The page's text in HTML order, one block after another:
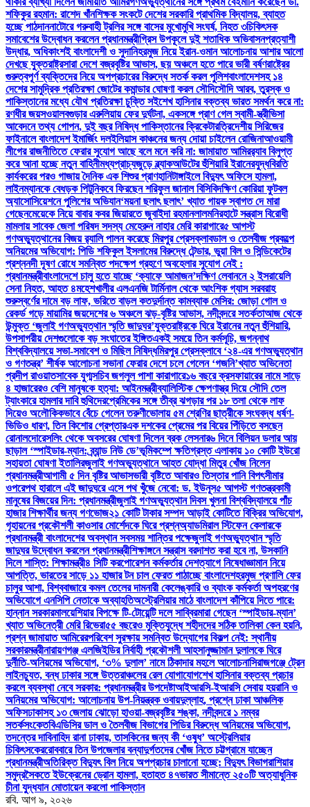
শফিকুর রহমান: রাশেদ খাঁনশিক্ষক সংকটে দেশের সরকারি প্রাথমিক বিদ্যালয়, ব্যাহত
হচ্ছে পাঠদাননাটোরে গরুবাহী ট্রলির সঙ্গে বাসের মুখোমুখি সংঘর্ষ, নিহত ৩চিকিৎসক
সমাবেশের উদ্বোধন করলেন প্রধানমন্ত্রীগ্রিস উপকূলে দুই শতাধিক অভিবাসনপ্রত্যাশী
উদ্ধার, অধিকাংশই বাংলাদেশী ও সুদানিহরমুজ নিয়ে ইরান-ওমান আলোচনায় আশার আলো
দেখছে যুক্তরাষ্ট্রসারা দেশে বজ্রবৃষ্টির আভাস, ছয় অঞ্চলে হতে পারে ভারী বর্ষণরাষ্ট্রের
গুরুত্বপূর্ণ ব্যক্তিদের নিয়ে অপপ্রচারের বিরুদ্ধে সতর্ক করল পুলিশবাংলাদেশসহ ১৪
দেশের সামুদ্রিক প্রতিরক্ষা জোটের কমান্ডার ঘোষণা করল সৌদিসৌদি আরব, তুরস্ক ও
পাকিস্তানের মধ্যে যৌথ প্রতিরক্ষা চুক্তি সইশেখ হাসিনার বক্তব্য ভারত সমর্থন করে না:
রণধীর জয়সওয়ালবগুড়ার এরুলিয়ায় ফের দুর্ঘটনা, একসঙ্গে প্রাণ গেল স্বামী-স্ত্রীভিসা
আবেদনে তথ্য গোপন, দুই বছর নিষিদ্ধ পাকিস্তানের ক্রিকেটারত্রিদেশীয় সিরিজের
ফাইনালে বাংলাদেশ ইমার্জিং দলইলিয়াস কাঞ্চনের জন্য দোয়া চাইলেন রোজিনাআওয়ামী
লীগের রাজনীতিতে ফেরার সুযোগ আছে বলে মনে করি না: জামায়াত আমিরর‍্যাব বিলুপ্ত
করে আনা হচ্ছে নতুন বাহিনীমধ্যপ্রাচ্যজুড়ে ব্ল্যাকআউটের হুঁশিয়ারি ইরানেরযুদ্ধবিরতি
কার্যকরের পরও গাজায় দৈনিক এক শিশুর প্রাণহানিটাঙ্গাইলে বিদ্যুৎ অফিসে হামলা,
লাইনম্যানকে বেধড়ক পিটুনিকবে ফিরছেন শরিফুল জানাল বিসিবিদক্ষিণ কোরিয়া ফুটবল
অ্যাসোসিয়েশনে পুলিশের অভিযান‘ময়না ছলাৎ ছলাৎ’ খ্যাত গায়ক স্বাগত দে মারা
গেছেনমেয়েকে নিয়ে বাবার কবর জিয়ারতে জুবাইদা রহমানলালমনিরহাটে সন্ত্রাস বিরোধী
মামলায় সাবেক জেলা পরিষদ সদস্য মেহেরুন নাহার মেরি কারাগারে৫ আগস্ট
গণঅভ্যুত্থানের বিজয় র‍্যালি পালন করেছে মিরপুর প্রেসক্লাবডাল ও তেলবীজ প্রকল্পে
অনিয়মের অভিযোগ: পিডি শফিকুল ইসলামের বিরুদ্ধে টেন্ডার, ভুয়া বিল ও সিন্ডিকেটের
প্রশ্ননদী দূষণ রোধে সমন্বিত পদক্ষেপ গ্রহণে অবহেলার সুযোগ নেই :
প্রধানমন্ত্রীবাংলাদেশে চালু হতে যাচ্ছে ‘ক্যাফে আমাজন’দক্ষিণ লেবাননে ২ ইসরায়েলি
সেনা নিহত, আহত ৪মহেশখালীর এলএনজি টার্মিনাল থেকে আংশিক গ্যাস সরবরাহ
শুরুস্বর্ণের দামে বড় লাফ, ভরিতে বাড়ল কতদুর্দান্ত কামব্যাক মেসির: জোড়া গোল ও
রেকর্ড গড়ে মায়ামির জয়দেশের ৬ অঞ্চলে ঝড়-বৃষ্টির আভাস, নদীবন্দরে সতর্কতাআজ থেকে
উন্মুক্ত ‘জুলাই গণঅভ্যুত্থান স্মৃতি জাদুঘর’যুক্তরাষ্ট্রকে ঘিরে ইরানের নতুন হুঁশিয়ারি,
উপসাগরীয় দেশগুলোকে বড় সংঘাতের ইঙ্গিতএকই সময়ে তিন কর্মসূচি, জগন্নাথ
বিশ্ববিদ্যালয়ে সভা-সমাবেশ ও মিছিল নিষিদ্ধমিরপুর প্রেসক্লাবে ‘২৪-এর গণঅভ্যুত্থান
ও গণতন্ত্র’ শীর্ষক আলোচনা সভানা ফেরার দেশে চলে গেলেন ‘গজনি’খ্যাত অভিনেতা
প্রদীপ রাওয়াতসাবেক যুগ্মসচিব জগলুল পাশা কারাগারে১৬ বছরে ক্রসফায়ারের নামে সাড়ে
৪ হাজারেরও বেশি মানুষকে হত্যা: আইনমন্ত্রীব্যালিস্টিক ক্ষেপণাস্ত্র দিয়ে সৌদি তেল
ট্যাংকারে হামলার দাবি হুথিদেরপ্রেমিকের সঙ্গে তীব্র ঝগড়ার পর ১৮ তলা থেকে লাফ
দিয়েও অলৌকিকভাবে বেঁচে গেলেন তরুণীভোলায় ৫ম শ্রেণির ছাত্রীকে সংঘবদ্ধ ধর্ষণ-
ভিডিও ধারণ, তিন কিশোর গ্রেপ্তারএক দশকের প্রেমের পর বিয়ের পিঁড়িতে বসছেন
রোনালদোরেসলিং থেকে অবসরের ঘোষণা দিলেন ব্রক লেসনার৬ দিনে বিলিয়ন ডলার আয়
ছাড়াল ‘স্পাইডার-ম্যান: ব্র্যান্ড নিউ ডে’ভূমিকম্পে ক্ষতিগ্রস্ত এলাকায় ১০ কোটি ইউরো
সহায়তা ঘোষণা ইতালিরজুলাই গণঅভ্যুত্থানে আহত যোদ্ধা মিতুর খোঁজ নিলেন
প্রধানমন্ত্রীআগামী ৫ দিন বৃষ্টির আভাসভারী বৃষ্টিতে আবারও তিস্তার পানি বিপৎসীমার
ওপরেপথ হারালে এই জাদুঘরে এসে পথ খুঁজে নেবো: ড. ইউনূস৫ আগস্ট গণতন্ত্রকামী
মানুষের বিজয়ের দিন: প্রধানমন্ত্রীজুলাই গণঅভ্যুত্থান দিবস খুলনা বিশ্ববিদ্যালয়ে পাঁচ
হাজার শিক্ষার্থীর জন্য গণভোজ২১ কোটি টাকার সম্পদ আড়াই কোটিতে বিক্রির অভিযোগ,
গৃহায়নের প্রকৌশলী কাওসার মোর্শেদকে ঘিরে প্রশ্নঅ্যাডমিরাল স্টিফেন কেলারকে
প্রধানমন্ত্রী বাংলাদেশের অবস্থান সবসময় শান্তির পক্ষেজুলাই গণঅভ্যুত্থান স্মৃতি
জাদুঘর উদ্বোধন করলেন প্রধানমন্ত্রীশিক্ষাঙ্গনে সন্ত্রাস বরদাশত করা হবে না, উসকানি
দিলে শাস্তি: শিক্ষামন্ত্রী৪ সিটি করপোরেশন কর্মকর্তার দেশত্যাগে নিষেধাজ্ঞামান নিয়ে
আপত্তি, ভারতের সাড়ে ১১ হাজার টন চাল ফেরত পাঠাচ্ছে বাংলাদেশহরমুজ প্রণালি ফের
চালুর আশা, বিশ্ববাজারে কমল তেলের দামনারী কেলেঙ্কারি ও ব্যাংক কর্মকর্তা অপহরণের
অভিযোগে এনসিপি নেতাকে অব্যাহতিঅস্ট্রেলিয়ার মাঠে বাংলাদেশ কাঁপিয়ে দিতে পারে:
হান্নান সরকারমালয়েশিয়ার বিপক্ষে টি-টোয়েন্টি দলে সাব্বিরমারা গেছেন ‘স্পাইডার-ম্যান’
খ্যাত অভিনেত্রী মেরি রিভেরা৫৫ বছরেও মুক্তিযুদ্ধে শহীদদের সঠিক তালিকা কেন হয়নি,
প্রশ্ন জামায়াত আমিরেরপরিবেশ সুরক্ষায় সমন্বিত উদ্যোগের বিকল্প নেই: স্থানীয়
সরকারমন্ত্রীনারায়ণগঞ্জ এলজিইডির নির্বাহী প্রকৌশলী আহসানুজ্জামান দুলালকে ঘিরে
দুর্নীতি-অনিয়মের অভিযোগ, ‘৩% দুলাল’ নামে ঠিকাদার মহলে আলোচনাসিরাজগঞ্জে ট্রেন
লাইনচ্যুত, বন্ধ ঢাকার সঙ্গে উত্তরাঞ্চলের রেল যোগাযোগশেখ হাসিনার বক্তব্য প্রচার
করলে ব্যবস্থা নেবে সরকার: প্রধানমন্ত্রীর উপদেষ্টাআইআরসি-ইআরসি সেবায় হয়রানি ও
অনিয়মের অভিযোগ: আলোচনায় উপ-নিয়ন্ত্রক ওবায়দুল্লাহ, প্রশ্নে ঢাকা আঞ্চলিক
অফিসঢাকাসহ ১৩ জেলায় ঝোড়ো হাওয়া-বজ্রবৃষ্টির শঙ্কা, নদীবন্দরে ১ নম্বর
সতর্কসংকেতবিএডিসির ডাল ও তৈলবীজ বিভাগের পিডির বিরুদ্ধে অনিয়মের অভিযোগ,
তদন্তের দাবিনাহিদ রানা ঢাকায়, তাসকিনের জন্য কী ‘ওষুধ’ অস্ট্রেলিয়ার
চিকিৎসকেররোববারে তিন উপজেলার বন্যাদুর্গতদের খোঁজ নিতে চট্টগ্রামে যাচ্ছেন
প্রধানমন্ত্রীঅতিরিক্ত বিদ্যুৎ বিল নিয়ে অপপ্রচার চালানো হচ্ছে: বিদ্যুৎ বিভাগরাশিয়ার
সমুদ্রসৈকতে ইউক্রেনের ড্রোন হামলা, হতাহত ৪৭ভারত সীমান্তে ২৫০টি অত্যাধুনিক
চীনা যুদ্ধযান মোতায়েন করলো পাকিস্তান
রবি. আগ ৯, ২০২৬